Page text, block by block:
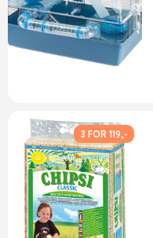
3 FOR 119,-